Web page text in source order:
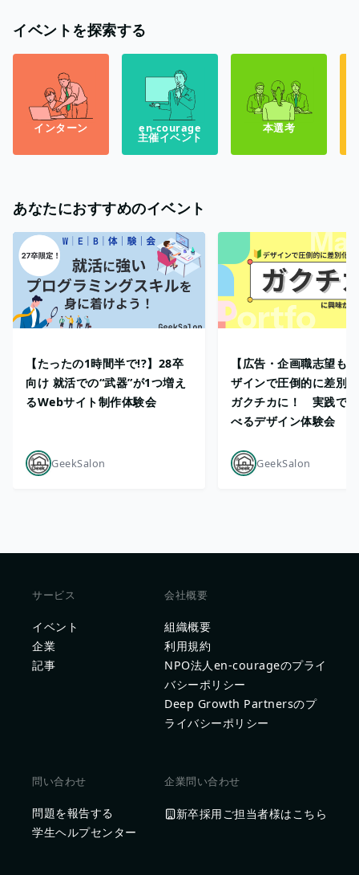
イベントを探索する
インターン en-courage
主催イベント
本選考
あなたにおすすめのイベント
【たったの1時間半で!?】28卒
向け 就活での“武器”が1つ増え
るWebサイト制作体験会
GeekSalon
【広告・企画職志望も
ザインで圧倒的に差別
ガクチカに！ 実践で
べるデザイン体験会
GeekSalon
サービス
イベント
企業
記事
会社概要
組織概要
利用規約
NPO法人en-courageのプライ
バシーポリシー
Deep Growth Partnersのプ
ライバシーポリシー
問い合わせ
問題を報告する
学生ヘルプセンター
企業問い合わせ
新卒採用ご担当者様はこちら